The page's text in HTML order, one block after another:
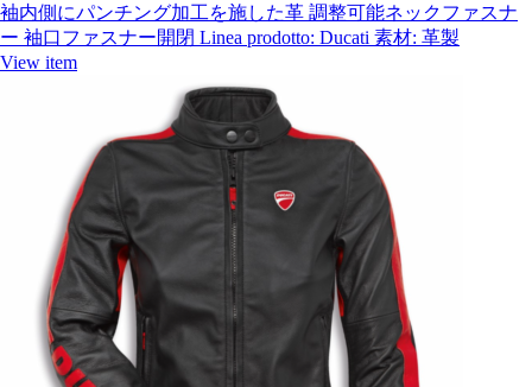
袖内側にパンチング加工を施した革 調整可能ネックファスナ
ー 袖口ファスナー開閉 Linea prodotto: Ducati 素材: 革製
View item